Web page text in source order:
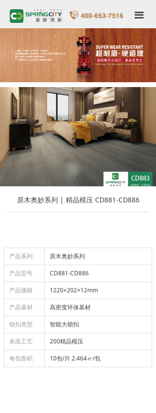
끀
春都首页
关于我们
品牌形象
专卖店形象
VR全景家装
服务中心
新闻中心
联系我们
原木奥妙系列 | 精品模压 CD881-CD886
产品系列 原木奥妙系列
产品型号 CD881-CD886
产品规格 1220×202×12mm
产品基材 高密度环保基材
锁扣类型 智能大锁扣
表面工艺 200精品模压
每包面积 10包/片 2.464㎡/包